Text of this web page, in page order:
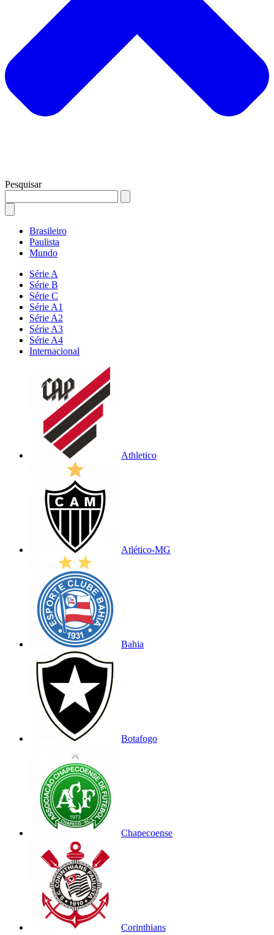
Pesquisar
Brasileiro
Paulista
Mundo
Série A
Série B
Série C
Série A1
Série A2
Série A3
Série A4
Internacional
Athletico
Atlético-MG
Bahia
Botafogo
Chapecoense
Corinthians